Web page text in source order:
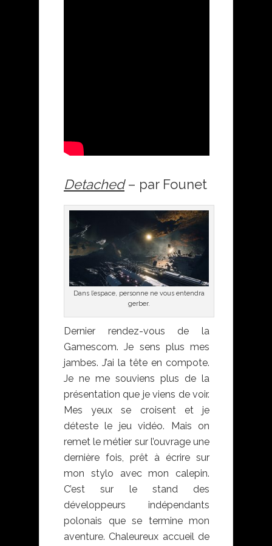
Detached– par Founet
Dans l’espace, personne ne vous entendra
gerber.
Dernier rendez-vous de la
Gamescom. Je sens plus mes
jambes. J’ai la tête en compote.
Je ne me souviens plus de la
présentation que je viens de voir.
Mes yeux se croisent et je
déteste le jeu vidéo. Mais on
remet le métier sur l’ouvrage une
dernière fois, prêt à écrire sur
mon stylo avec mon calepin.
C’est sur le stand des
développeurs indépendants
polonais que se termine mon
aventure. Chaleureux accueil de